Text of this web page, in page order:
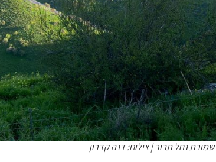
נחל תבור | צילום: דנה קדרון